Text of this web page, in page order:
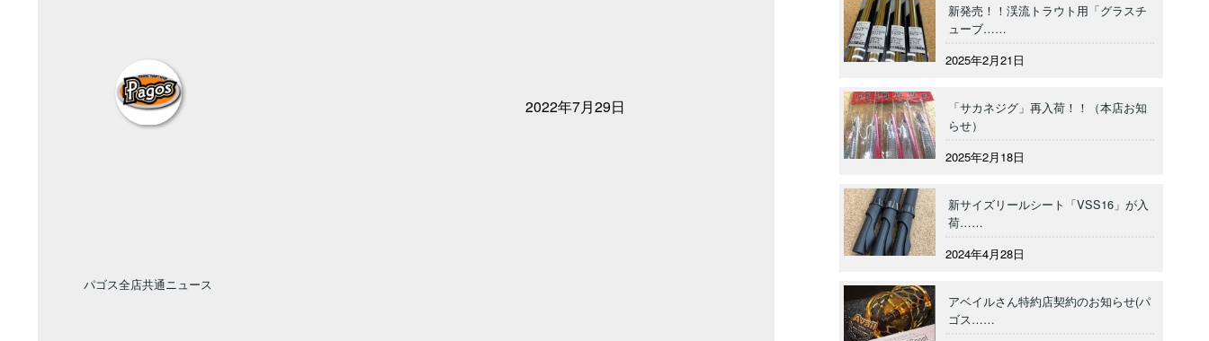
パゴス全店共通ニュース
2022年7月29日
新発売！！渓流トラウト用「グラスチ
ューブ……
2025年2月21日
「サカネジグ」再入荷！！（本店お知
らせ）
2025年2月18日
新サイズリールシート「VSS16」が入
荷……
2024年4月28日
アベイルさん特約店契約のお知らせ(パ
ゴス……